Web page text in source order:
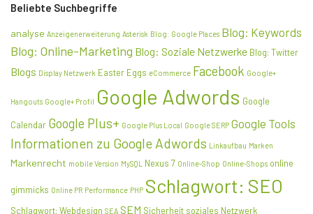
Beliebte Suchbegriffe
analyse Anzeigenerweiterung Asterisk Blog: Google Places Blog: Keywords
Blog: Online-Marketing Blog: Soziale Netzwerke Blog: Twitter
Blogs Display Netzwerk Easter Eggs eCommerce Facebook Google+
Hangouts Google+ Profil Google Adwords Google
Calendar Google Plus+ Google Plus Local Google SERP Google Tools
Informationen zu Google Adwords Linkaufbau Marken
Markenrecht mobile Version MySQL Nexus 7 Online-Shop Online-Shops online
gimmicks Online PR Performance PHP Schlagwort: SEO
Schlagwort: Webdesign SEA SEM Sicherheit soziales Netzwerk